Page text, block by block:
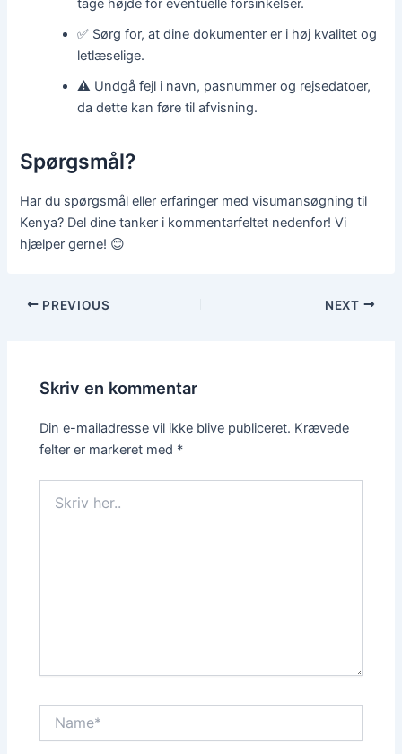
✅ Sørg for, at dine dokumenter er i høj kvalitet og
letlæselige.
⚠️ Undgå fejl i navn, pasnummer og rejsedatoer,
da dette kan føre til afvisning.
Spørgsmål?
Har du spørgsmål eller erfaringer med visumansøgning til
Kenya? Del dine tanker i kommentarfeltet nedenfor! Vi
hjælper gerne! 😊
PREVIOUS NEXT
Skriv en kommentar
Din e-mailadresse vil ikke blive publiceret. Krævede
felter er markeret med *
her..